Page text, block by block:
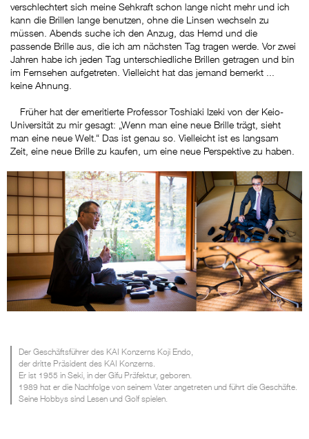
verschlechtert sich meine Sehkraft schon lange nicht mehr und ich
kann die Brillen lange benutzen, ohne die Linsen wechseln zu
müssen. Abends suche ich den Anzug, das Hemd und die
passende Brille aus, die ich am nächsten Tag tragen werde. Vor zwei
Jahren habe ich jeden Tag unterschiedliche Brillen getragen und bin
im Fernsehen aufgetreten. Vielleicht hat das jemand bemerkt ...
keine Ahnung.
Früher hat der emeritierte Professor Toshiaki Izeki von der Keio-
Universität zu mir gesagt: „Wenn man eine neue Brille trägt, sieht
man eine neue Welt.“ Das ist genau so. Vielleicht ist es langsam
Zeit, eine neue Brille zu kaufen, um eine neue Perspektive zu haben.
Der Geschäftsführer des KAI Konzerns Koji Endo,
der dritte Präsident des KAI Konzerns.
Er ist 1955 in Seki, in der Gifu Präfektur, geboren.
1989 hat er die Nachfolge von seinem Vater angetreten und führt die Geschäfte.
Seine Hobbys sind Lesen und Golf spielen.